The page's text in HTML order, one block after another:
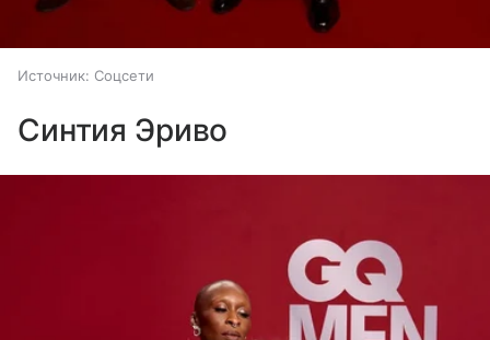
Источник: Соцсети
Синтия Эриво